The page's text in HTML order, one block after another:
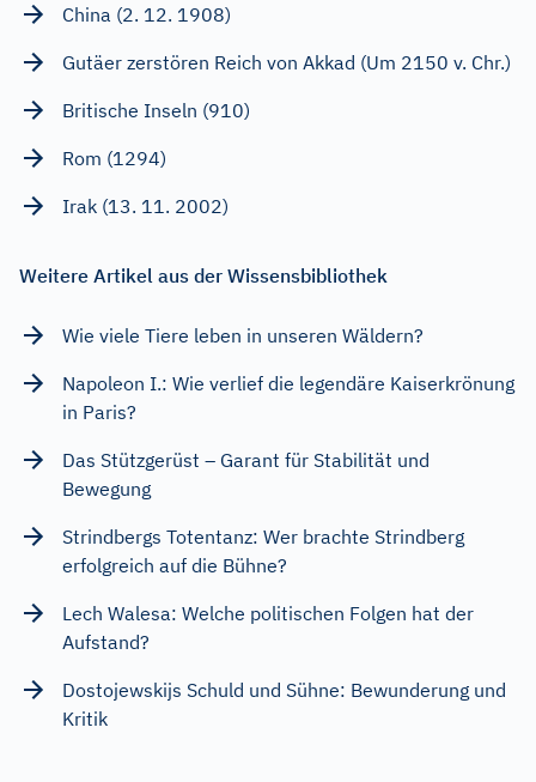
China (2. 12. 1908)
Gutäer zerstören Reich von Akkad (Um 2150 v. Chr.)
Britische Inseln (910)
Rom (1294)
Irak (13. 11. 2002)
Weitere Artikel aus der Wissensbibliothek
Wie viele Tiere leben in unseren Wäldern?
Napoleon I.: Wie verlief die legendäre Kaiserkrönung
in Paris?
Das Stützgerüst – Garant für Stabilität und
Bewegung
Strindbergs Totentanz: Wer brachte Strindberg
erfolgreich auf die Bühne?
Lech Walesa: Welche politischen Folgen hat der
Aufstand?
Dostojewskijs Schuld und Sühne: Bewunderung und
Kritik